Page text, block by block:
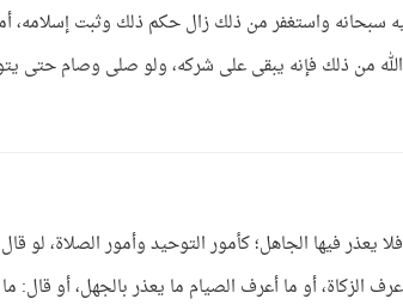
سبحانه واستغفر من ذلك زال حكم ذلك وثبت إسلامه،
الله من ذلك فإنه يبقى على شركه، ولو صلى وصام حتى
يعذر فيها الجاهل؛ كأمور التوحيد وأمور الصلاة، لو
الزكاة، أو ما أعرف الصيام ما يعذر بالجهل، أو قال: ما